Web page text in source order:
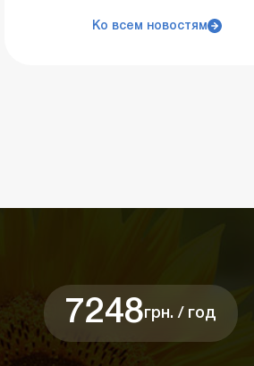
Ко всем новостям
7248грн. / год